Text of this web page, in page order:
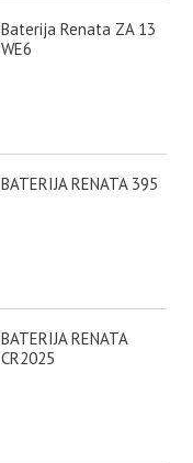
Baterija Renata ZA 13
WE6
BATERIJA RENATA 395
BATERIJA RENATA
CR2025